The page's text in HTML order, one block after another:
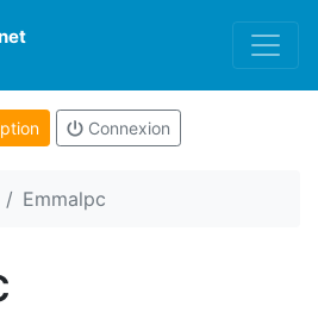
Connexion
Emmalpc